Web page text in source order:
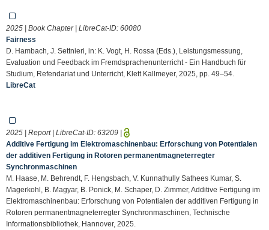
2025 | Book Chapter | LibreCat-ID: 60080
Fairness
D. Hambach, J. Settnieri, in: K. Vogt, H. Rossa (Eds.), Leistungsmessung,
Evaluation und Feedback im Fremdsprachenunterricht - Ein Handbuch für
Studium, Refendariat und Unterricht, Klett Kallmeyer, 2025, pp. 49–54.
LibreCat
2025 | Report | LibreCat-ID: 63209 |
Additive Fertigung im Elektromaschinenbau: Erforschung von Potentialen
der additiven Fertigung in Rotoren permanentmagneterregter
Synchronmaschinen
M. Haase, M. Behrendt, F. Hengsbach, V. Kunnathully Sathees Kumar, S.
Magerkohl, B. Magyar, B. Ponick, M. Schaper, D. Zimmer, Additive Fertigung im
Elektromaschinenbau: Erforschung von Potentialen der additiven Fertigung in
Rotoren permanentmagneterregter Synchronmaschinen, Technische
Informationsbibliothek, Hannover, 2025.